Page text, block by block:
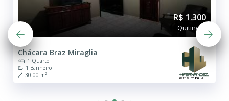
R$ 1.300
Quitinete
Chácara Braz Miraglia
1 Quarto
1 Banheiro
30.00 m²